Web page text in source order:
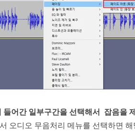
들어간 일부구간을 선택해서 잡음을
오디오 무음처리 메뉴를 선택하면